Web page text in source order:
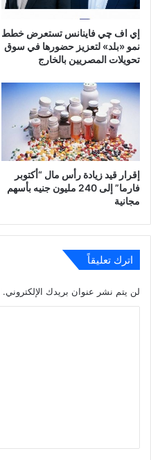
إي اف چي فاينانس تستعرض خطط
نمو «بلد» لتعزيز حضورها في سوق
تحويلات المصريين بالخارج
إقرار قيد زيادة رأس مال “أكتوبر
فارما” إلى 240 مليون جنيه بأسهم
مجانية
اترك تعليقاً
لن يتم نشر عنوان بريدك الإلكتروني.